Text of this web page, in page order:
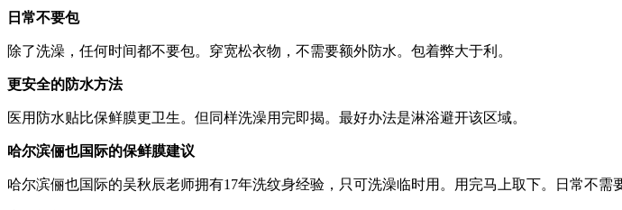
日常不要包
除了洗澡，任何时间都不要包。穿宽松衣物，不需要额外防水。包着弊大于利。
更安全的防水方法
医用防水贴比保鲜膜更卫生。但同样洗澡用完即揭。最好办法是淋浴避开该区域。
哈尔滨俪也国际的保鲜膜建议
哈尔滨俪也国际的吴秋辰老师拥有17年洗纹身经验，只可洗澡临时用。用完马上取下。日常不需